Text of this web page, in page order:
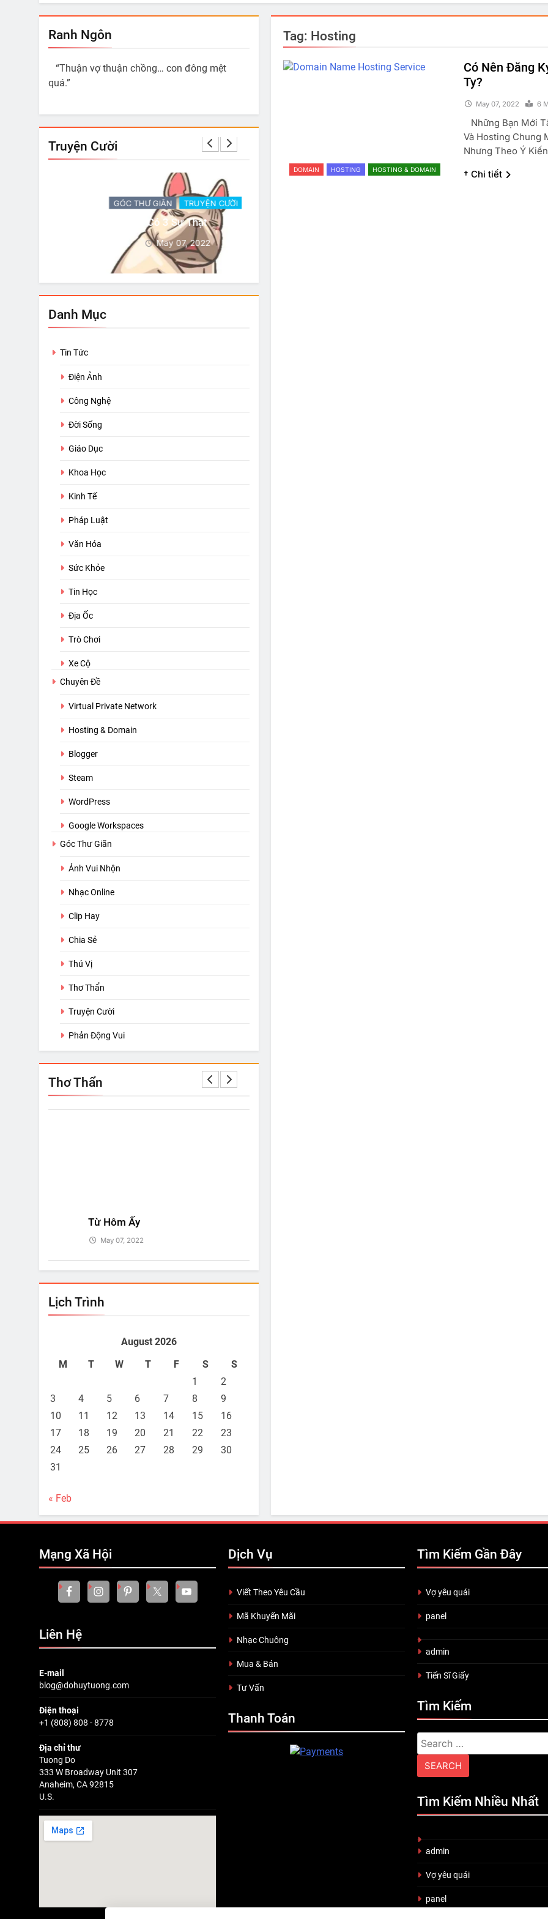
Ranh Ngôn
“Thuận vợ thuận chồng… con đông mệt
quá.”
Truyện Cười
GÓC THƯ GIÃN TRUYỆN CƯỜI
Có 3 Sự Thật
May 07, 2022
Danh Mục
Tin Tức
Điện Ảnh
Công Nghệ
Đời Sống
Giáo Dục
Khoa Học
Kinh Tế
Pháp Luật
Văn Hóa
Sức Khỏe
Tin Học
Địa Ốc
Trò Chơi
Xe Cộ
Chuyên Đề
Virtual Private Network
Hosting & Domain
Blogger
Steam
WordPress
Google Workspaces
Góc Thư Giãn
Ảnh Vui Nhộn
Nhạc Online
Clip Hay
Chia Sẻ
Thú Vị
Thơ Thẩn
Truyện Cười
Phản Động Vui
Thơ Thẩn
Từ Hôm Ấy
May 07, 2022
Lịch Trình
August 2026
M
T W T F S
S
1
2
3
4 5 6 7 8
9
10
11 12 13 14 15
16
17
18 19 20 21 22
23
24
25 26 27 28 29
30
31
« Feb
Tag: Hosting
DOMAIN HOSTING HOSTING & DOMAIN
Có Nên Đăng
Ty?
May 07, 2022 6
Những Bạn Mới
Và Hosting Chung
Nhưng Theo Ý
† Chi tiết
Mạng Xã Hội
Liên Hệ
E-mail
blog@dohuytuong.com
Điện thoại
+1 (808) 808 - 8778
Địa chỉ thư
Tuong Do
333 W Broadway Unit 307
Anaheim, CA 92815
U.S.
Dịch Vụ
Viết Theo Yêu Cầu
Mã Khuyến Mãi
Nhạc Chuông
Mua & Bán
Tư Vấn
Thanh Toán
Tìm Kiếm Gần Đây
Vợ yêu quái
panel
admin
Tiến Sĩ Giấy
Tìm Kiếm
Search
for:
Tìm Kiếm Nhiều Nhất
admin
Vợ yêu quái
panel